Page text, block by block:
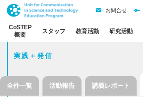
CoSTEP
概要
スタッフ 教育活動 研究活動
お問合せ
実践＋発信
全件一覧 活動報告 講義レポート